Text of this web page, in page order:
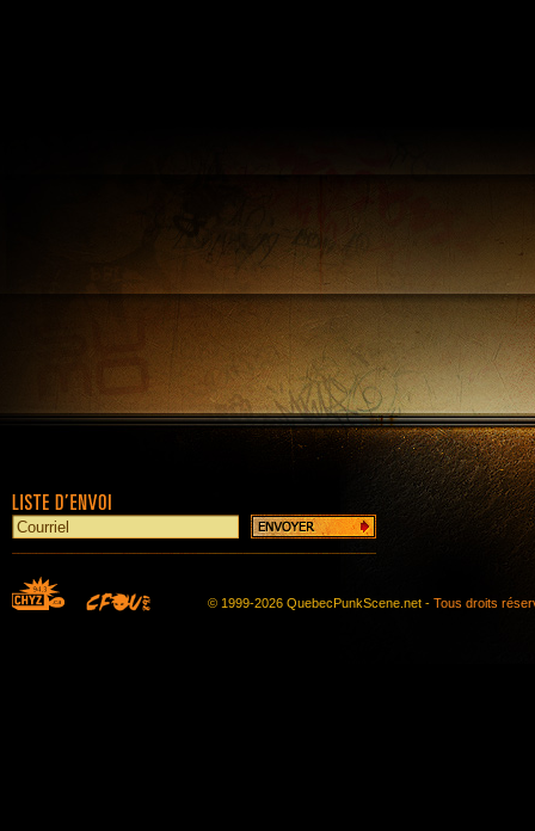
© 1999-2026 QuebecPunkScene.net - Tous droits